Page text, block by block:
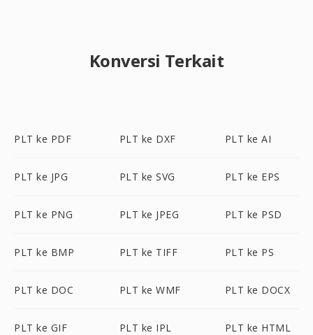
Konversi Terkait
PLT ke PDF PLT ke DXF PLT ke AI
PLT ke JPG PLT ke SVG PLT ke EPS
PLT ke PNG PLT ke JPEG PLT ke PSD
PLT ke BMP PLT ke TIFF PLT ke PS
PLT ke DOC PLT ke WMF PLT ke DOCX
PLT ke GIF PLT ke IPL PLT ke HTML